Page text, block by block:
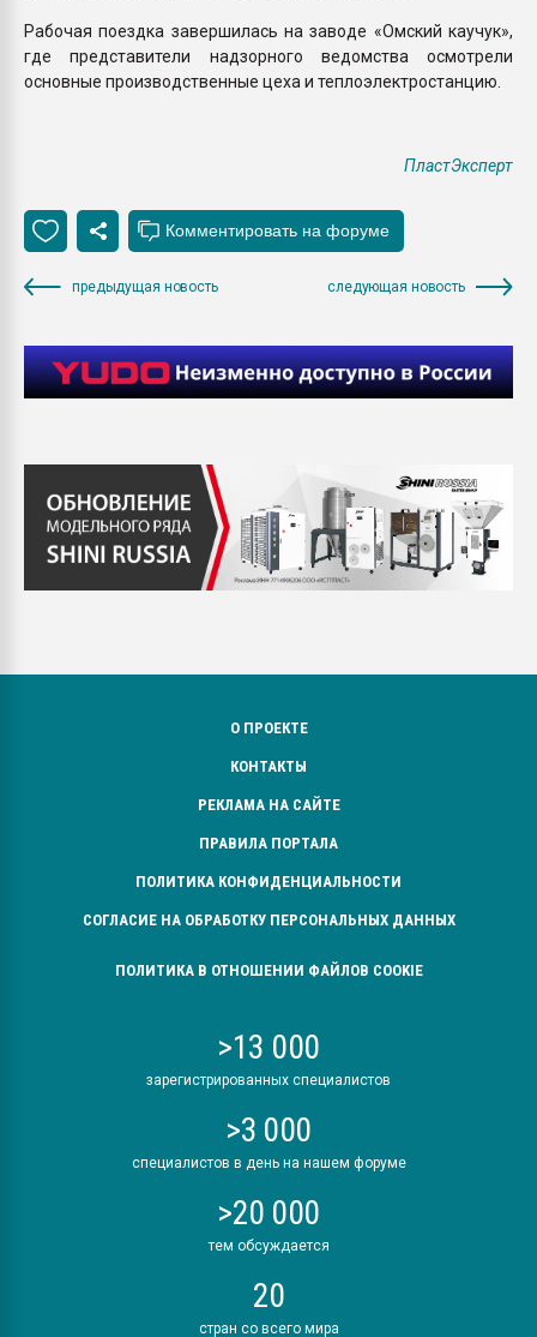
Рабочая поездка завершилась на заводе «Омский каучук»,
где представители надзорного ведомства осмотрели
основные производственные цеха и теплоэлектростанцию.
ПластЭксперт
предыдущая новость следующая новость
О ПРОЕКТЕ
КОНТАКТЫ
РЕКЛАМА НА САЙТЕ
ПРАВИЛА ПОРТАЛА
ПОЛИТИКА КОНФИДЕНЦИАЛЬНОСТИ
СОГЛАСИЕ НА ОБРАБОТКУ ПЕРСОНАЛЬНЫХ ДАННЫХ
ПОЛИТИКА В ОТНОШЕНИИ ФАЙЛОВ COOKIE
>13 000
зарегистрированных специалистов
>3 000
специалистов в день на нашем форуме
>20 000
тем обсуждается
20
стран со всего мира